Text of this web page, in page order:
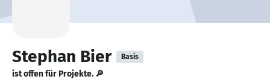
Stephan Bier Basis
ist offen für Projekte. 🔎